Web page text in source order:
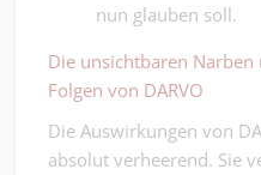
nun glauben soll.
Die unsichtbaren
Folgen von DARVO
Die Auswirkungen von
absolut verheerend. Sie